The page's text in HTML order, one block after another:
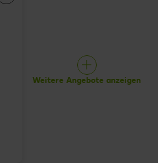
Weitere Angebote anzeigen